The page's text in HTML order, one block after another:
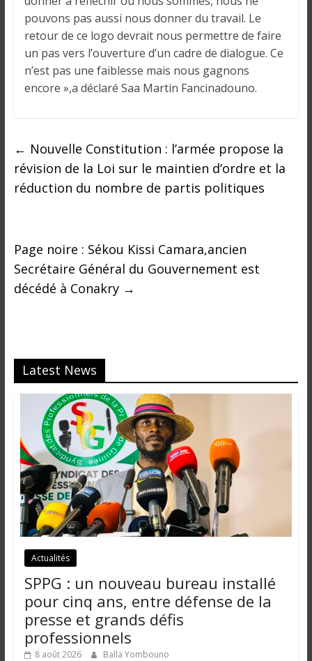
pouvons pas aussi nous donner du travail. Le
retour de ce logo devrait nous permettre de faire
un pas vers l’ouverture d’un cadre de dialogue. Ce
n’est pas une faiblesse mais nous gagnons
encore »,a déclaré Saa Martin Fancinadouno.
← Nouvelle Constitution : l’armée propose la
révision de la Loi sur le maintien d’ordre et la
réduction du nombre de partis politiques
Page noire : Sékou Kissi Camara,ancien
Secrétaire Général du Gouvernement est
décédé à Conakry →
Latest News
Actualités
SPPG : un nouveau bureau installé
pour cinq ans, entre défense de la
presse et grands défis
professionnels
8 août 2026 Balla Yombouno